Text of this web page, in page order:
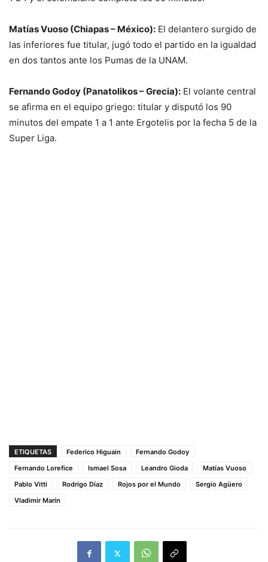
Matías Vuoso (Chiapas – México): El delantero surgido de
las inferiores fue titular, jugó todo el partido en la igualdad
en dos tantos ante los Pumas de la UNAM.
Fernando Godoy (Panatolikos – Grecia): El volante central
se afirma en el equipo griego: titular y disputó los 90
minutos del empate 1 a 1 ante Ergotelis por la fecha 5 de la
Super Liga.
ETIQUETAS Federico Higuain
Fernando Godoy
Fernando Lorefice
Ismael Sosa Leandro Gioda
Matías Vuoso
Pablo Vitti
Rodrigo Díaz Rojos por el Mundo
Sergio Agüero
Vladimir Marín